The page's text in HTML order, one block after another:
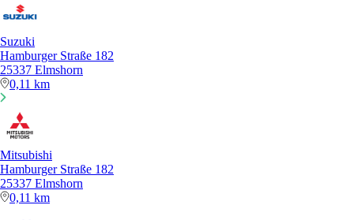
Suzuki
Hamburger Straße 182
25337 Elmshorn
0,11 km
Mitsubishi
Hamburger Straße 182
25337 Elmshorn
0,11 km